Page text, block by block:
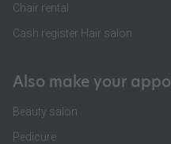
Chair rental
Cash register Hair salon
Also make your
Beauty salon
Pedicure